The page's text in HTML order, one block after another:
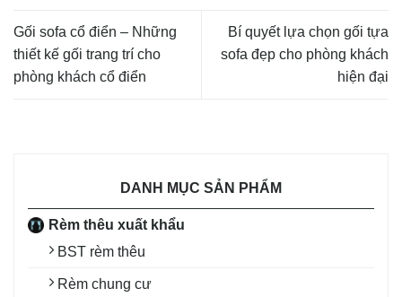
DANH MỤC SẢN PHẨM
Rèm thêu xuất khẩu
BST rèm thêu
Rèm chung cư
Gối sofa cổ điển – Những
thiết kế gối trang trí cho
phòng khách cổ điển
Bí quyết lựa chọn gối tựa
sofa đẹp cho phòng khách
hiện đại